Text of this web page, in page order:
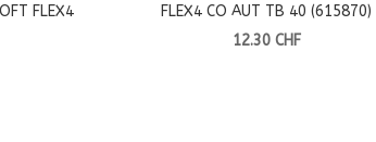
FLEX4
FLEX4 CO AUT TB 40 (615870)
12.30 CHF